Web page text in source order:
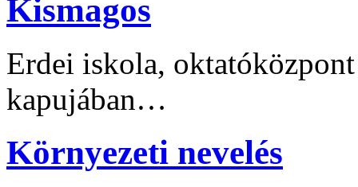
Kismagos
Erdei iskola,
kapujában…
Környezeti nevelés